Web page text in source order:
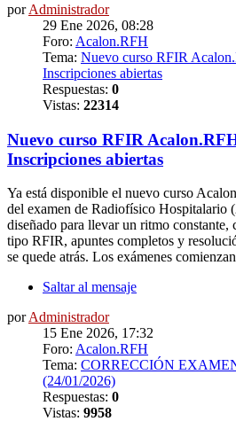
porAdministrador
29 Ene 2026, 08:28
Foro: Acalon.RFH
Tema: Nuevo curso RFIR
Inscripciones abiertas
Respuestas: 0
Vistas: 22314
Nuevo curso RFIR
Inscripciones abiertas
Ya está disponible el nuevo curso
del examen de Radiofísico Hospitalario
diseñado para llevar un ritmo constante,
tipo RFIR, apuntes completos y
se quede atrás. Los exámenes
Saltar al mensaje
porAdministrador
15 Ene 2026, 17:32
Foro: Acalon.RFH
Tema: CORRECCIÓN
(24/01/2026)
Respuestas: 0
Vistas: 9958